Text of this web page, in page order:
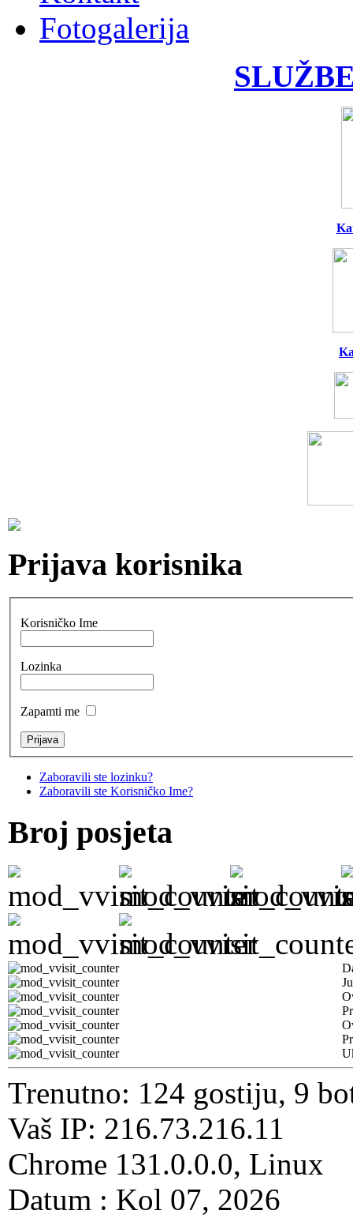
Fotogalerija
Prijava korisnika
Korisničko Ime
Lozinka
Zapamti me
Zaboravili ste lozinku?
Zaboravili ste Korisničko Ime?
Broj posjeta
Trenutno: 124 gostiju, 9
Vaš IP: 216.73.216.11
Chrome 131.0.0.0, Linux
Datum : Kol 07, 2026